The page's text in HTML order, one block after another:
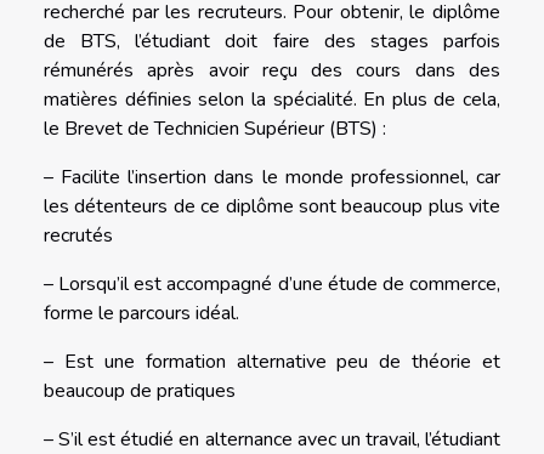
recherché par les recruteurs. Pour obtenir, le diplôme
de BTS, l’étudiant doit faire des stages parfois
rémunérés après avoir reçu des cours dans des
matières définies selon la spécialité. En plus de cela,
le Brevet de Technicien Supérieur (BTS) :
– Facilite l’insertion dans le monde professionnel, car
les détenteurs de ce diplôme sont beaucoup plus vite
recrutés
– Lorsqu’il est accompagné d’une étude de commerce,
forme le parcours idéal.
– Est une formation alternative peu de théorie et
beaucoup de pratiques
– S’il est étudié en alternance avec un travail, l’étudiant